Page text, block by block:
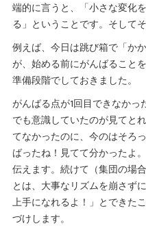
端的に言うと、「小さな変化
る」ということです。そして
例えば、今日は跳び箱で「か
が、始める前にがんばること
準備段階でしておきました。
がんばる点が1回目できなかっ
でも意識していたのが見てと
てなかったのに、今のはそろ
ばったね！見てて分かったよ
伝えます。続けて（集団の場
とは、大事なリズムを崩さず
上手になれるよ！」とできた
づけします。